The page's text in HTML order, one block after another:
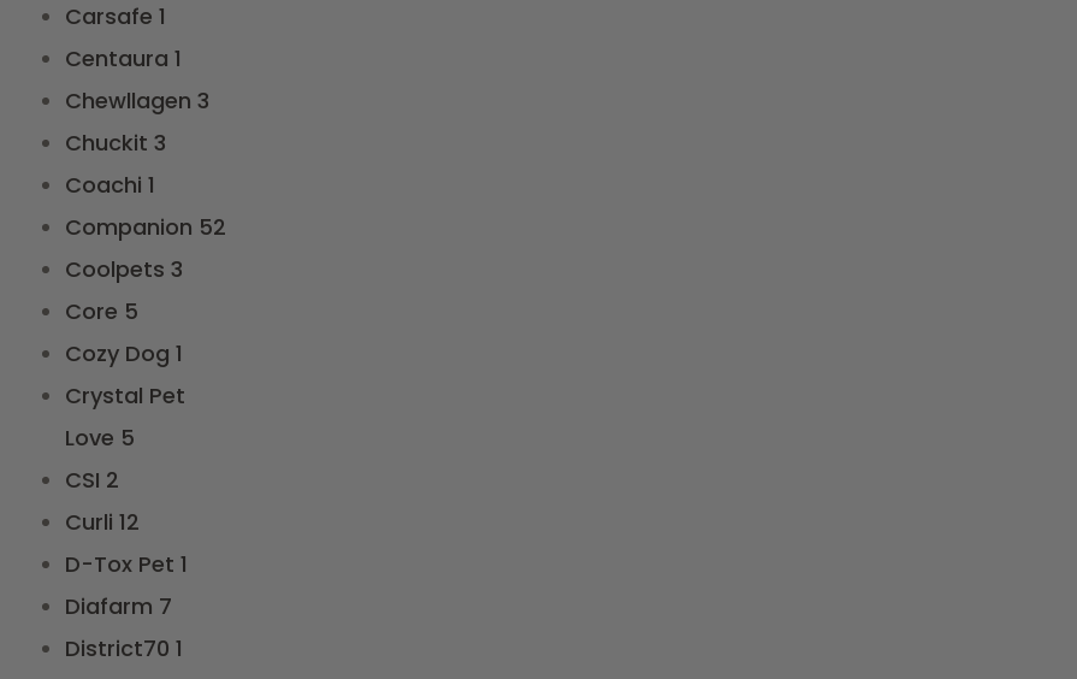
Carsafe 1
Centaura 1
Chewllagen 3
Chuckit 3
Coachi 1
Companion 52
Coolpets 3
Core 5
Cozy Dog 1
Crystal Pet
Love 5
CSI 2
Curli 12
D-Tox Pet 1
Diafarm 7
District70 1